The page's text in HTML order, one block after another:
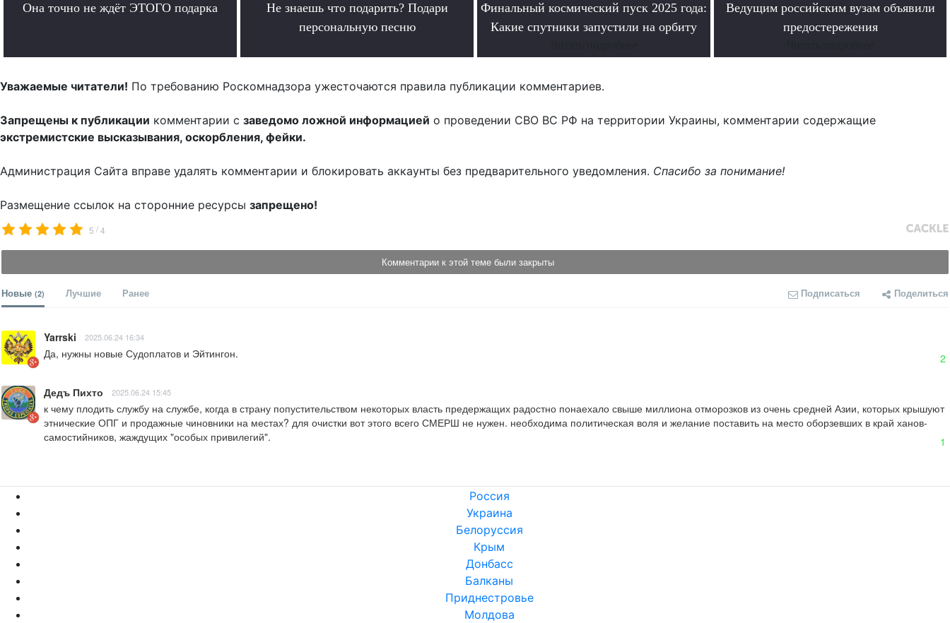
Она точно не ждёт ЭТОГО подарка
Не знаешь что подарить? Подари
персональную песню
Финальный космический пуск 2025 года:
Какие спутники запустили на орбиту
Ведущим российским вузам объявили
предостережения
Уважаемые читатели! По требованию Роскомнадзора ужесточаются правила публикации комментариев.
Запрещены к публикации комментарии с заведомо ложной информацией о проведении СВО ВС РФ на территории Украины, комментарии содержащие
экстремистские высказывания, оскорбления, фейки.
Администрация Сайта вправе удалять комментарии и блокировать аккаунты без предварительного уведомления. Спасибо за понимание!
Размещение ссылок на сторонние ресурсы запрещено!
5 /4
Комментарии к этой теме были закрыты
Новые (2) Лучшие Ранее Подписаться Поделиться
Yarrski 2025.06.24 16:34
Да, нужны новые Судоплатов и Эйтингон. 2
Дедъ Пихто 2025.06.24 15:45
к чему плодить службу на службе, когда в страну попустительством некоторых власть предержащих радостно понаехало свыше миллиона отморозков из очень средней Азии, которых крышуют
этнические ОПГ и продажные чиновники на местах? для очистки вот этого всего СМЕРШ не нужен. необходима политическая воля и желание поставить на место оборзевших в край ханов-
самостийников, жаждущих "особых привилегий".
1
Россия
Украина
Белоруссия
Крым
Донбасс
Балканы
Приднестровье
Молдова